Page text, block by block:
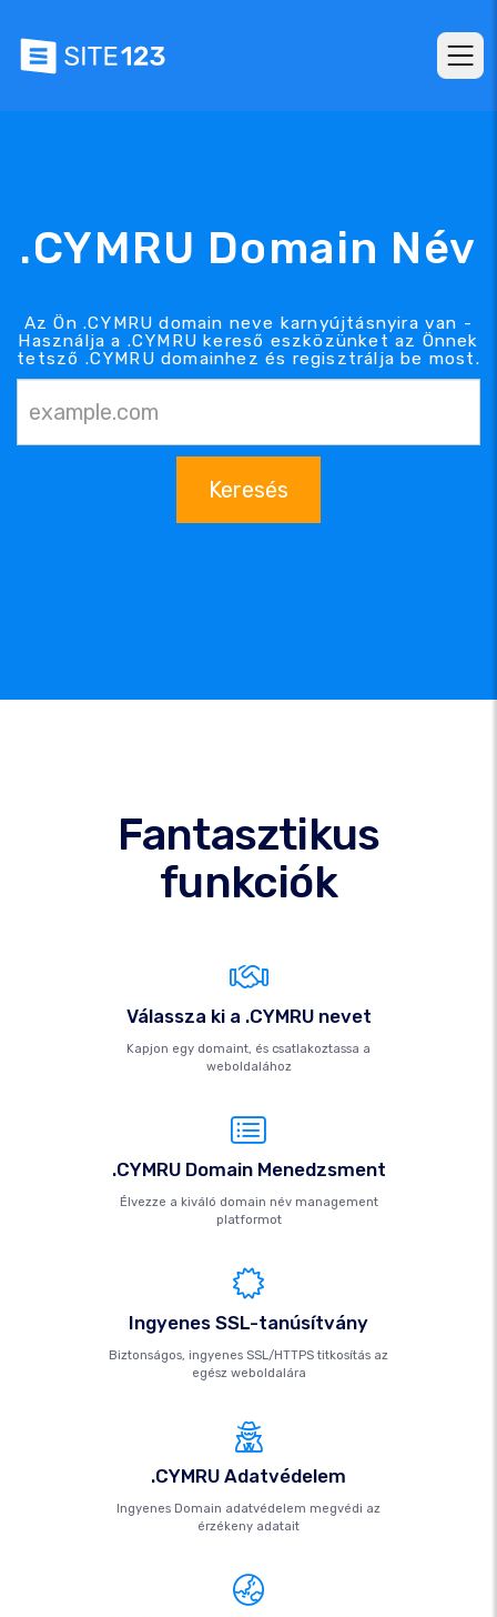
.CYMRU Domain Név
Az Ön .CYMRU domain neve karnyújtásnyira van -
Használja a .CYMRU kereső eszközünket az Önnek
tetsző .CYMRU domainhez és regisztrálja be most.
Keresés
Fantasztikus
funkciók
Válassza ki a .CYMRU nevet
Kapjon egy domaint, és csatlakoztassa a
weboldalához
.CYMRU Domain Menedzsment
Élvezze a kiváló domain név management
platformot
Ingyenes SSL-tanúsítvány
Biztonságos, ingyenes SSL/HTTPS titkosítás az
egész weboldalára
.CYMRU Adatvédelem
Ingyenes Domain adatvédelem megvédi az
érzékeny adatait